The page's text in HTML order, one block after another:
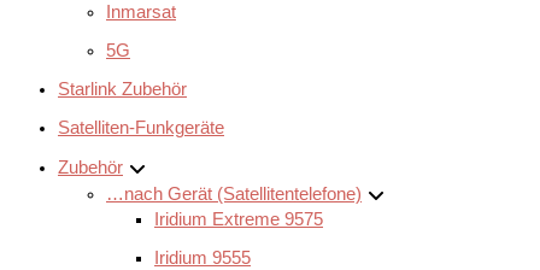
Inmarsat
5G
Starlink Zubehör
Satelliten-Funkgeräte
Zubehör
…nach Gerät (Satellitentelefone)
Iridium Extreme 9575
Iridium 9555